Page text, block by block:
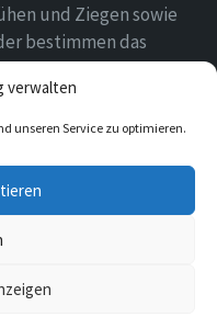
verwalten
unseren Service zu optimieren.
und Ziegen sowie
bestimmen das
Landwirtschaft